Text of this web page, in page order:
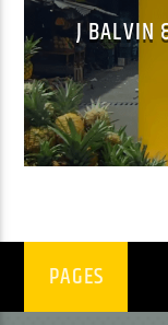
EN CE MOMENT
ON TE
VOILAAA
EMISSION EN COURS
GOOD
06:00
J BALVIN
PAGES